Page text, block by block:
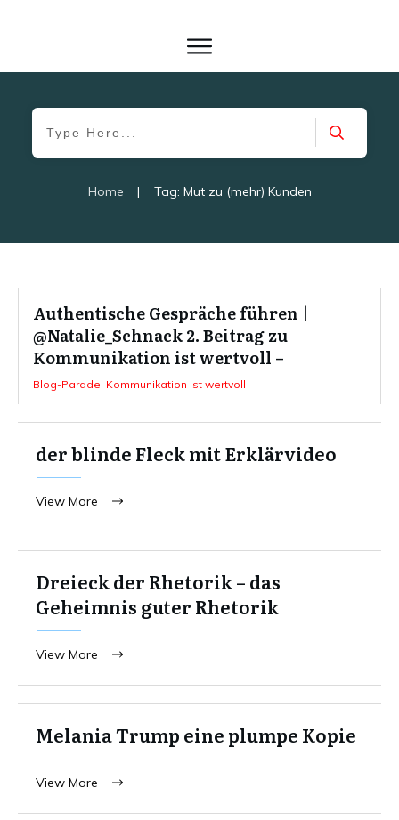
Home | Tag: Mut zu (mehr) Kunden
Authentische Gespräche führen |
@Natalie_Schnack 2. Beitrag zu
Kommunikation ist wertvoll –
Blog-Parade Kommunikation ist wertvoll
der blinde Fleck mit Erklärvideo
View More
Dreieck der Rhetorik – das
Geheimnis guter Rhetorik
View More
Melania Trump eine plumpe Kopie
View More